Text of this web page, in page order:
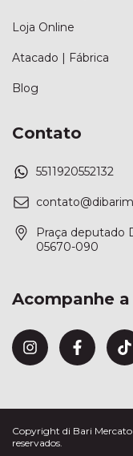
Loja Online
Atacado | Fábrica
Blog
Contato
5511920552132
Praça deputado
05670-090
Acompanhe
Copyright di Bari Mercato
reservados.